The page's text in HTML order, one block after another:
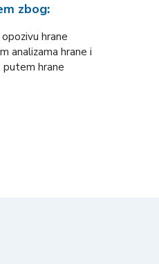
zbog:
hrane
analizama hrane i
putem hrane